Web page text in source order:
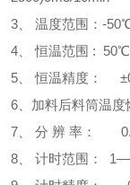
3
温度范围： -50
4
恒温范围 : 50
5
恒温精度： ±
6 、加料后料筒温
7
分 辨 率：
8
计时范围： 1—